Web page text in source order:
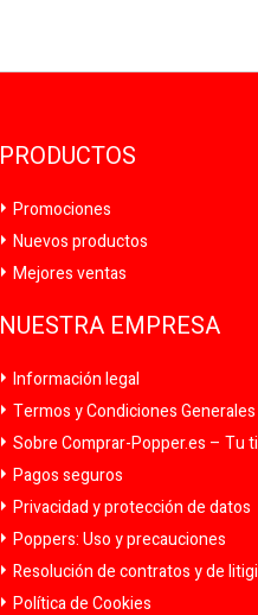
PRODUCTOS
Promociones
Nuevos productos
Mejores ventas
NUESTRA EMPRESA
Información legal
Termos y Condiciones Generales
Sobre Comprar-Popper.es – Tu
Pagos seguros
Privacidad y protección de datos
Poppers: Uso y precauciones
Resolución de contratos y de
Política de Cookies